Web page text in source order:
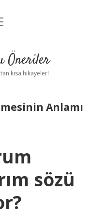
Öneriler
kısa hikayeler!
Anlamı
sözü